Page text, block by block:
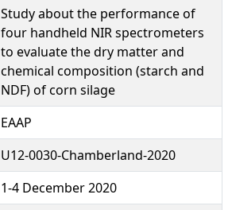
Study about the performance of
four handheld NIR spectrometers
to evaluate the dry matter and
chemical composition (starch and
NDF) of corn silage
EAAP
U12-0030-Chamberland-2020
1-4 December 2020